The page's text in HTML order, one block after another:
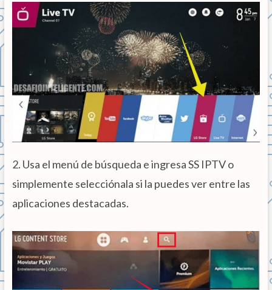
2. Usa el menú de búsqueda e ingresa SS IPTV o
simplemente selecciónala si la puedes ver entre las
aplicaciones destacadas.